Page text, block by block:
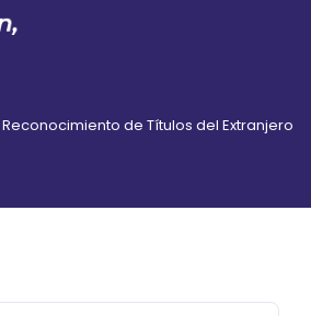
Reconocimiento de Títulos del Extranjero